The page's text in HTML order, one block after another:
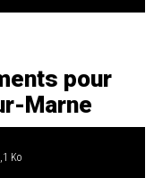
pour
Marne
Ko